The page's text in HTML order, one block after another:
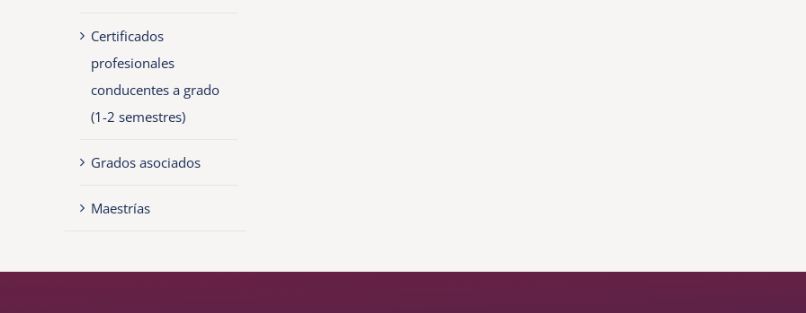
Certificados
profesionales
conducentes a grado
(1-2 semestres)
Grados asociados
Maestrías